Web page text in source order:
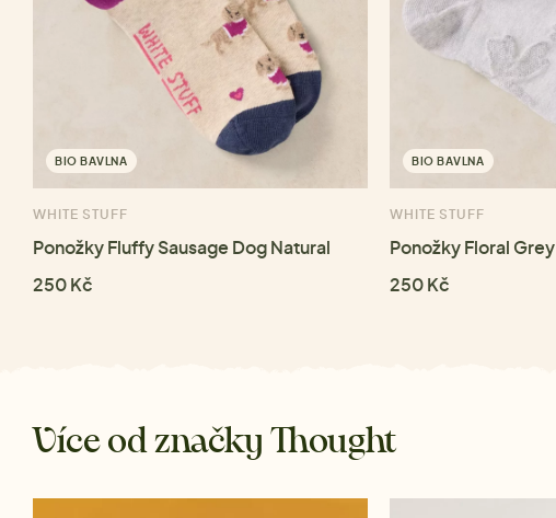
BIO BAVLNA
WHITE STUFF
Ponožky Fluffy Sausage Dog Natural
250 Kč
BIO BAVLNA
WHITE STUFF
Ponožky Floral Grey
250 Kč
Více od značky Thought